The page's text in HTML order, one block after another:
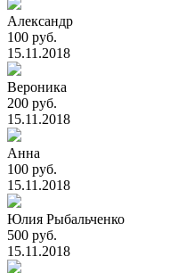
Александр
100 руб.
15.11.2018
Вероника
200 руб.
15.11.2018
Анна
100 руб.
15.11.2018
Юлия Рыбальченко
500 руб.
15.11.2018